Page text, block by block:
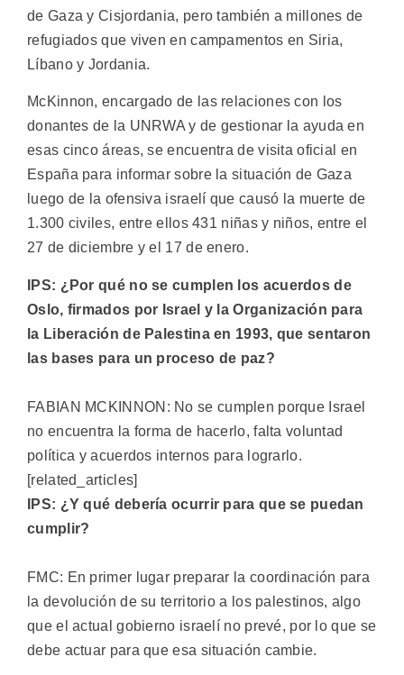
de Gaza y Cisjordania, pero también a millones de
refugiados que viven en campamentos en Siria,
Líbano y Jordania.
McKinnon, encargado de las relaciones con los
donantes de la UNRWA y de gestionar la ayuda en
esas cinco áreas, se encuentra de visita oficial en
España para informar sobre la situación de Gaza
luego de la ofensiva israelí que causó la muerte de
1.300 civiles, entre ellos 431 niñas y niños, entre el
27 de diciembre y el 17 de enero.
IPS: ¿Por qué no se cumplen los acuerdos de
Oslo, firmados por Israel y la Organización para
la Liberación de Palestina en 1993, que sentaron
las bases para un proceso de paz?
FABIAN MCKINNON: No se cumplen porque Israel
no encuentra la forma de hacerlo, falta voluntad
política y acuerdos internos para lograrlo.
[related_articles]
IPS: ¿Y qué debería ocurrir para que se puedan
cumplir?
FMC: En primer lugar preparar la coordinación para
la devolución de su territorio a los palestinos, algo
que el actual gobierno israelí no prevé, por lo que se
debe actuar para que esa situación cambie.